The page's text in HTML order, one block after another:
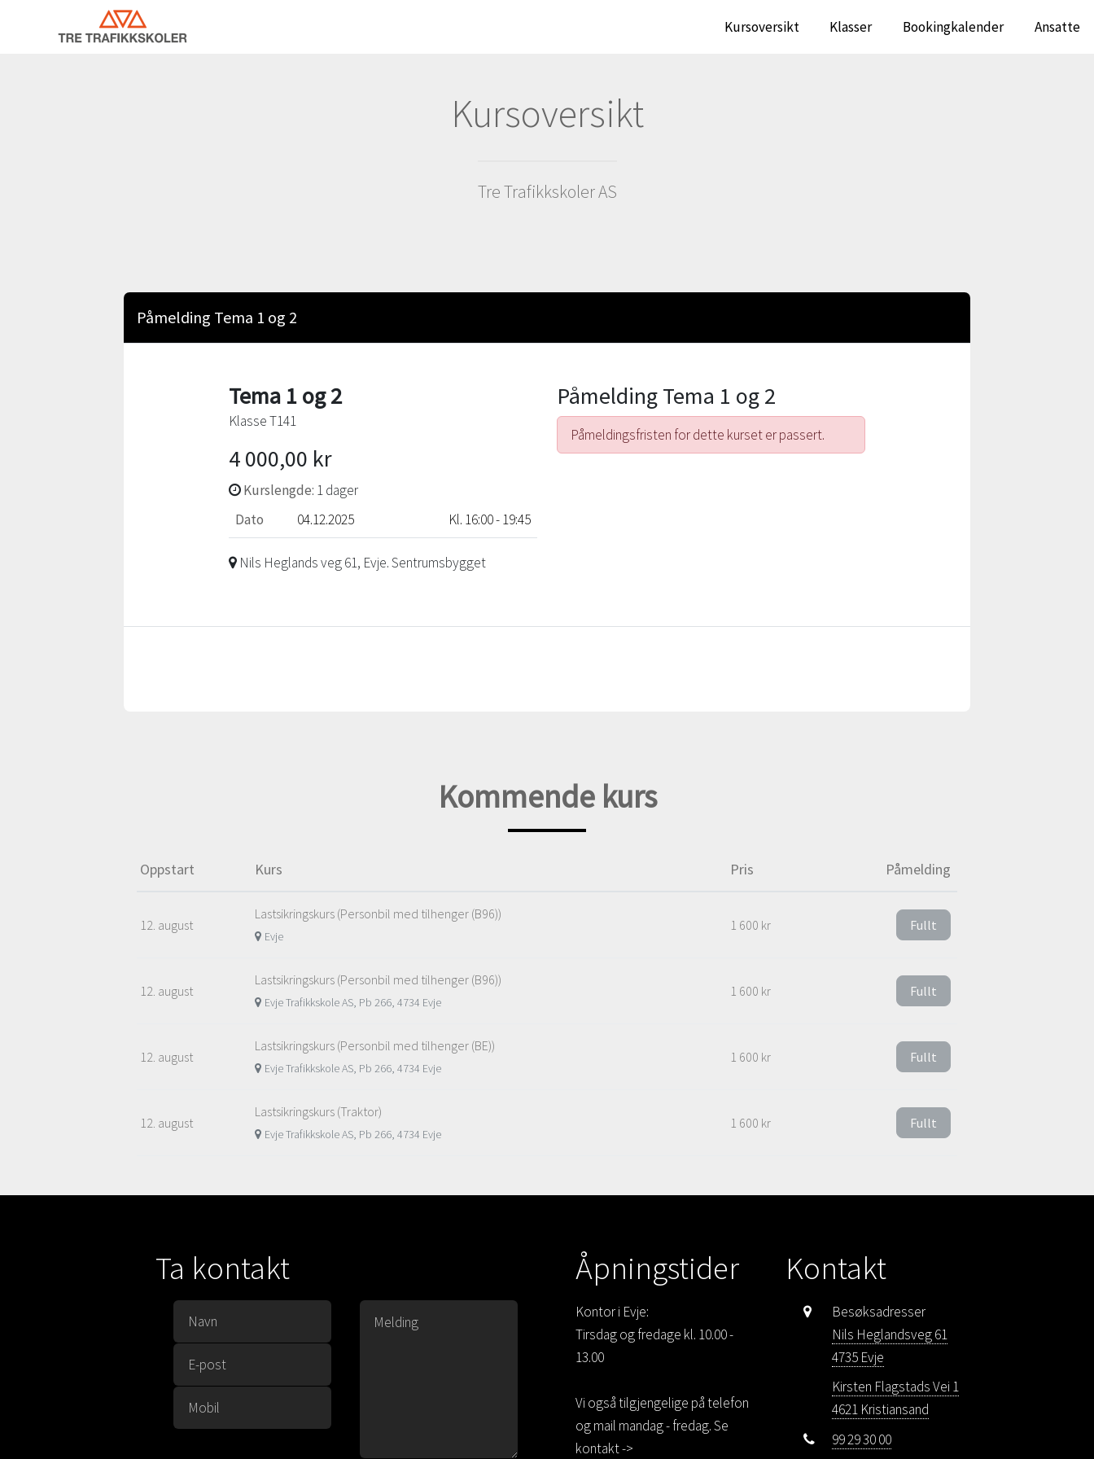
Kursoversikt Klasser Bookingkalender Ansatte
Kursoversikt
Tre Trafikkskoler AS
Påmelding Tema 1 og 2
Påmelding Tema 1 og 2
Påmeldingsfristen for dette kurset er passert.
Tema 1 og 2
Klasse T141
4 000,00 kr
Kurslengde: 1 dager
Dato
04.12.2025 Kl. 16:00 - 19:45
Nils Heglands veg 61, Evje. Sentrumsbygget
Kommende kurs
Oppstart Kurs Pris Påmelding
12. august
Lastsikringskurs (Personbil med tilhenger (B96))
Evje
1 600 kr Fullt
12. august
Lastsikringskurs (Personbil med tilhenger (B96))
Evje Trafikkskole AS, Pb 266, 4734 Evje
1 600 kr Fullt
12. august
Lastsikringskurs (Personbil med tilhenger (BE))
Evje Trafikkskole AS, Pb 266, 4734 Evje
1 600 kr Fullt
12. august
Lastsikringskurs (Traktor)
Evje Trafikkskole AS, Pb 266, 4734 Evje
1 600 kr Fullt
Ta kontakt Åpningstider
Kontor i Evje:
Tirsdag og fredage kl. 10.00 -
13.00
Vi også tilgjengelige på telefon
og mail mandag - fredag. Se
kontakt ->
Kontakt
Besøksadresser
Nils Heglandsveg 61
4735 Evje
Kirsten Flagstads Vei 1
4621 Kristiansand
99 29 30 00